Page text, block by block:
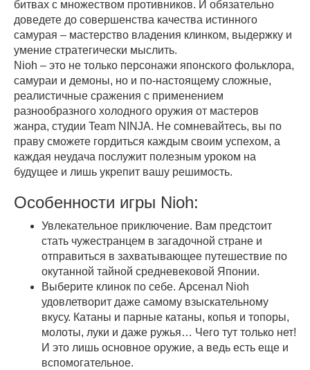
битвах с множеством противников. И обязательно
доведете до совершенства качества истинного
самурая – мастерство владения клинком, выдержку и
умение стратегически мыслить.
Nioh – это не только персонажи японского фольклора,
самураи и демоны, но и по-настоящему сложные,
реалистичные сражения с применением
разнообразного холодного оружия от мастеров
жанра, студии Team NINJA. Не сомневайтесь, вы по
праву сможете гордиться каждым своим успехом, а
каждая неудача послужит полезным уроком на
будущее и лишь укрепит вашу решимость.
Особенности игры Nioh:
Увлекательное приключение. Вам предстоит
стать чужестранцем в загадочной стране и
отправиться в захватывающее путешествие по
окутанной тайной средневековой Японии.
Выберите клинок по себе. Арсенал Nioh
удовлетворит даже самому взыскательному
вкусу. Катаны и парные катаны, копья и топоры,
молоты, луки и даже ружья… Чего тут только нет!
И это лишь основное оружие, а ведь есть еще и
вспомогательное.